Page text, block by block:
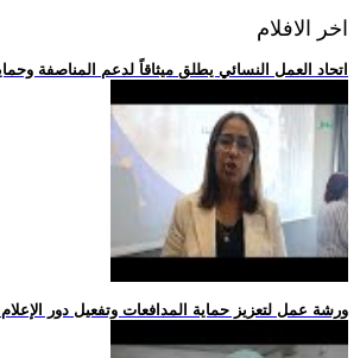
اخر الافلام
.. اتحاد العمل النسائي يطلق ميثاقاً لدعم المناصفة
.. ورشة عمل لتعزيز حماية المدافعات وتفعيل دور